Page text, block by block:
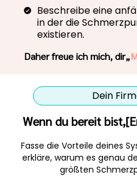
Beschreibe eine
in der die
existieren.
Daher freue ich mich, dir„
Dein
Wenn du bereit
Fasse die Vorteile deines
erkläre, warum es genau
größten